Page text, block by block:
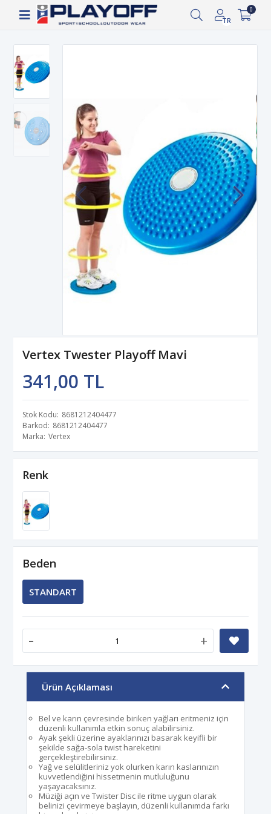
Siparişin 2-8 iş günü arasında kargoya verilecektir.
TR
0
Vertex Twester Playoff Mavi
341,00 TL
Stok Kodu 8681212404477
Barkod 8681212404477
Marka Vertex
Renk
Beden
STANDART
- +
Ürün Açıklaması
Bel ve karın çevresinde biriken yağları eritmeniz için
düzenli kullanımla etkin sonuç alabilirsiniz.
Ayak şekli üzerine ayaklarınızı basarak keyifli bir
şekilde sağa-sola twist hareketini
gerçekleştirebilirsiniz.
Yağ ve selülitleriniz yok olurken karın kaslarınızın
kuvvetlendiğini hissetmenin mutluluğunu
yaşayacaksınız.
Müziği açın ve Twister Disc ile ritme uygun olarak
belinizi çevirmeye başlayın, düzenli kullanımda farkı